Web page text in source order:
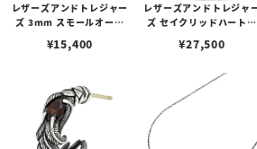
レザーズアンドトレジャー
ズ 3mm スモールオーバ
ブスタークラスプ＆LTロ
¥15,400
レザーズアンドトレジャ
ズ セイクリッドハートピ
¥27,500